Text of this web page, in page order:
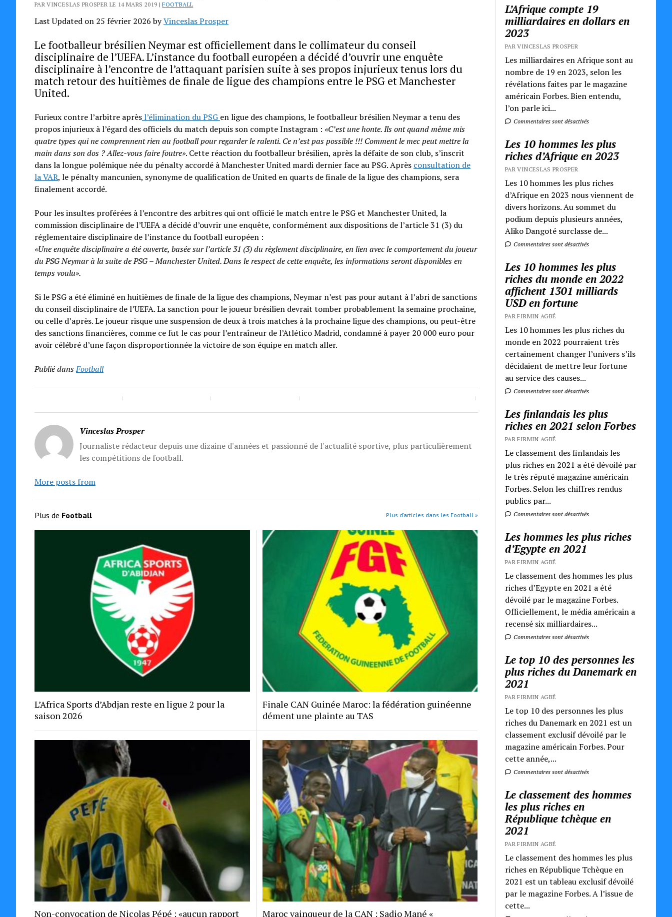
PAR VINCESLAS PROSPER LE 14 MARS 2019 |FOOTBALL
Last Updated on 25 février 2026 byVinceslas Prosper
Le footballeur brésilien Neymar est officiellement dans le collimateur du conseil
disciplinaire de l’UEFA. L’instance du football européen a décidé d’ouvrir une enquête
disciplinaire à l’encontre de l’attaquant parisien suite à ses propos injurieux tenus lors du
match retour des huitièmes de finale de ligue des champions entre le PSG et Manchester
United.
Furieux contre l’arbitre aprèsl’élimination du PSG en ligue des champions, le footballeur brésilien Neymar a tenu des
propos injurieux à l’égard des officiels du match depuis son compte Instagram : «C’est une honte. Ils ont quand même mis
quatre types qui ne comprennent rien au football pour regarder le ralenti. Ce n’est pas possible !!! Comment le mec peut mettre la
main dans son dos ? Allez-vous faire foutre». Cette réaction du footballeur brésilien, après la défaite de son club, s’inscrit
dans la longue polémique née du pénalty accordé à Manchester United mardi dernier face au PSG. Après consultation de
la VAR, le pénalty mancunien, synonyme de qualification de United en quarts de finale de la ligue des champions, sera
finalement accordé.
Pour les insultes proférées à l’encontre des arbitres qui ont officié le match entre le PSG et Manchester United, la
commission disciplinaire de l’UEFA a décidé d’ouvrir une enquête, conformément aux dispositions de l’article 31 (3) du
réglementaire disciplinaire de l’instance du football européen :
«Une enquête disciplinaire a été ouverte, basée sur l’article 31 (3) du règlement disciplinaire, en lien avec le comportement du joueur
du PSG Neymar à la suite de PSG – Manchester United. Dans le respect de cette enquête, les informations seront disponibles en
temps voulu».
Si le PSG a été éliminé en huitièmes de finale de la ligue des champions, Neymar n’est pas pour autant à l’abri de sanctions
du conseil disciplinaire de l’UEFA. La sanction pour le joueur brésilien devrait tomber probablement la semaine prochaine,
ou celle d’après. Le joueur risque une suspension de deux à trois matches à la prochaine ligue des champions, ou peut-être
des sanctions financières, comme ce fut le cas pour l’entraîneur de l’Atlético Madrid, condamné à payer 20 000 euro pour
avoir célébré d’une façon disproportionnée la victoire de son équipe en match aller.
Publié dansFootball
Vinceslas Prosper
Journaliste rédacteur depuis une dizaine d'années et passionné de l'actualité sportive, plus particulièrement
les compétitions de football.
More posts from
Plus de Football Plus d’articles dans les Football »
L’Africa Sports d’Abdjan reste en ligue 2 pour la
saison 2026
Finale CAN Guinée Maroc: la fédération guinéenne
dément une plainte au TAS
Non-convocation de Nicolas Pépé : «aucun rapport Maroc vainqueur de la CAN : Sadio Mané «
L’Afrique compte 19
milliardaires en dollars en
2023
PAR VINCESLAS PROSPER
Les milliardaires en Afrique sont au
nombre de 19 en 2023, selon les
révélations faites par le magazine
américain Forbes. Bien entendu,
l’on parle ici...
Commentaires sont désactivés
Les 10 hommes les plus
riches d’Afrique en 2023
PAR VINCESLAS PROSPER
Les 10 hommes les plus riches
d’Afrique en 2023 nous viennent de
divers horizons. Au sommet du
podium depuis plusieurs années,
Aliko Dangoté surclasse de...
Commentaires sont désactivés
Les 10 hommes les plus
riches du monde en 2022
affichent 1301 milliards
USD en fortune
PAR FIRMIN AGBÉ
Les 10 hommes les plus riches du
monde en 2022 pourraient très
certainement changer l’univers s’ils
décidaient de mettre leur fortune
au service des causes...
Commentaires sont désactivés
Les finlandais les plus
riches en 2021 selon Forbes
PAR FIRMIN AGBÉ
Le classement des finlandais les
plus riches en 2021 a été dévoilé par
le très réputé magazine américain
Forbes. Selon les chiffres rendus
publics par...
Commentaires sont désactivés
Les hommes les plus riches
d’Egypte en 2021
PAR FIRMIN AGBÉ
Le classement des hommes les plus
riches d’Egypte en 2021 a été
dévoilé par le magazine Forbes.
Officiellement, le média américain a
recensé six milliardaires...
Commentaires sont désactivés
Le top 10 des personnes les
plus riches du Danemark en
2021
PAR FIRMIN AGBÉ
Le top 10 des personnes les plus
riches du Danemark en 2021 est un
classement exclusif dévoilé par le
magazine américain Forbes. Pour
cette année,...
Commentaires sont désactivés
Le classement des hommes
les plus riches en
République tchèque en
2021
PAR FIRMIN AGBÉ
Le classement des hommes les plus
riches en République Tchèque en
2021 est un tableau exclusif dévoilé
par le magazine Forbes. A l’issue de
cette...